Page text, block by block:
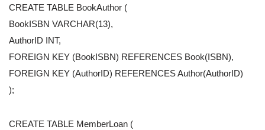
CREATE TABLE BookAuthor (
BookISBN VARCHAR(13),
AuthorID INT,
FOREIGN KEY (BookISBN) REFERENCES Book(ISBN),
FOREIGN KEY (AuthorID) REFERENCES Author(AuthorID)
);
CREATE TABLE MemberLoan (